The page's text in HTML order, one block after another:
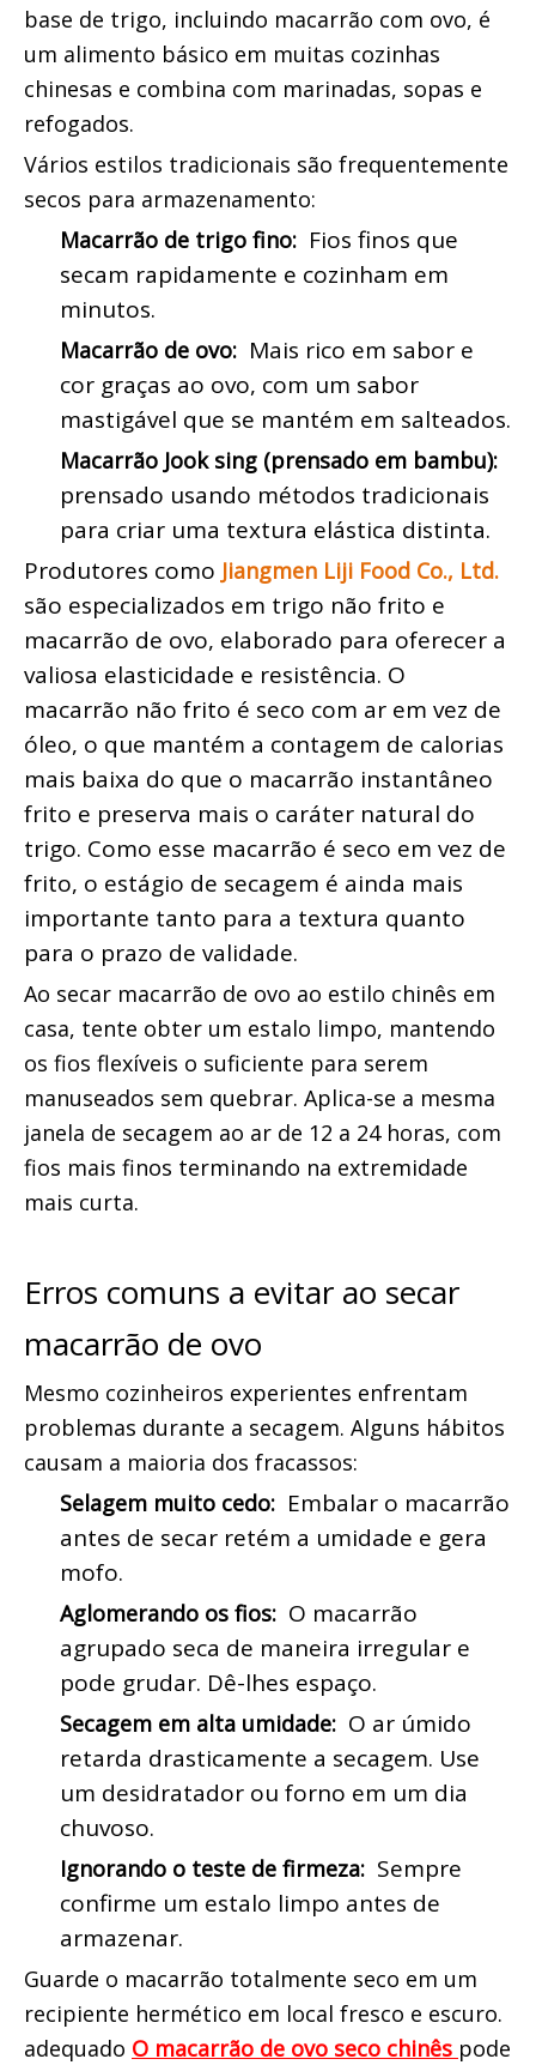
base de trigo, incluindo macarrão com ovo, é
um alimento básico em muitas cozinhas
chinesas e combina com marinadas, sopas e
refogados.
Vários estilos tradicionais são frequentemente
secos para armazenamento:
Macarrão de trigo fino: Fios finos que
secam rapidamente e cozinham em
minutos.
Macarrão de ovo: Mais rico em sabor e
cor graças ao ovo, com um sabor
mastigável que se mantém em salteados.
prensado usando métodos tradicionais
para criar uma textura elástica distinta.
Produtores como
são especializados em trigo não frito e
macarrão de ovo, elaborado para oferecer a
valiosa elasticidade e resistência. O
macarrão não frito é seco com ar em vez de
óleo, o que mantém a contagem de calorias
mais baixa do que o macarrão instantâneo
frito e preserva mais o caráter natural do
trigo. Como esse macarrão é seco em vez de
frito, o estágio de secagem é ainda mais
importante tanto para a textura quanto
para o prazo de validade.
Ao secar macarrão de ovo ao estilo chinês em
casa, tente obter um estalo limpo, mantendo
os fios flexíveis o suficiente para serem
manuseados sem quebrar. Aplica-se a mesma
janela de secagem ao ar de 12 a 24 horas, com
fios mais finos terminando na extremidade
mais curta.
Erros comuns a evitar ao secar
macarrão de ovo
Mesmo cozinheiros experientes enfrentam
problemas durante a secagem. Alguns hábitos
causam a maioria dos fracassos:
Selagem muito cedo: Embalar o macarrão
antes de secar retém a umidade e gera
mofo.
Aglomerando os fios: O macarrão
agrupado seca de maneira irregular e
pode grudar. Dê-lhes espaço.
Secagem em alta umidade: O ar úmido
retarda drasticamente a secagem. Use
um desidratador ou forno em um dia
chuvoso.
Ignorando o teste de firmeza: Sempre
confirme um estalo limpo antes de
armazenar.
Guarde o macarrão totalmente seco em um
recipiente hermético em local fresco e escuro.
adequado O macarrão de ovo seco chinês pode